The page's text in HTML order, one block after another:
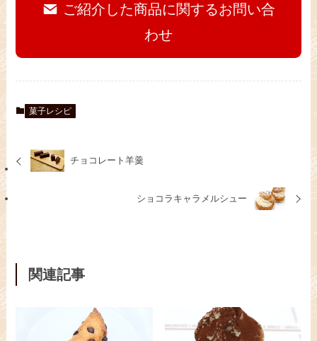
ご紹介した商品に関するお問い合
わせ
菓子レシピ
チョコレート羊羹
ショコラキャラメルシュー
関連記事